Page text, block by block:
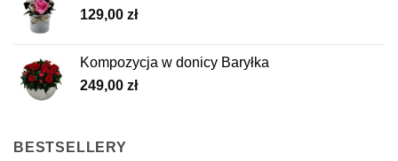
129,00 zł
Kompozycja w donicy Baryłka
249,00 zł
BESTSELLERY